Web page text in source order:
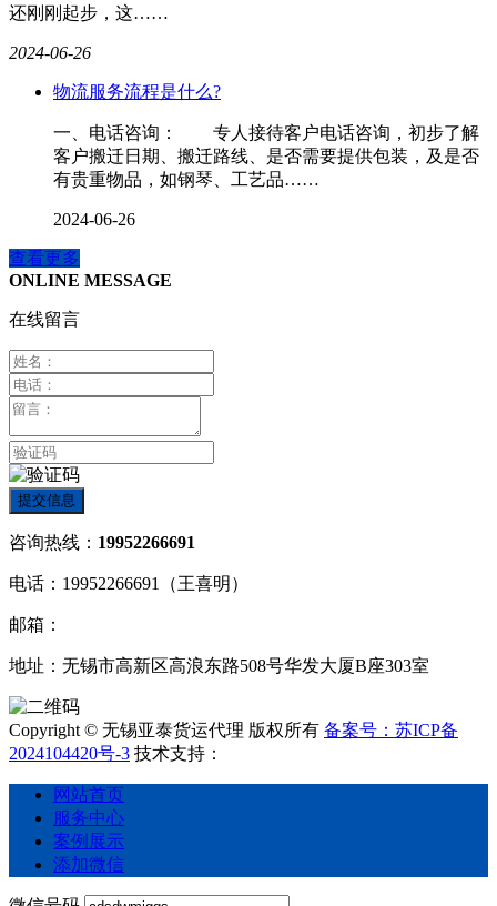
还刚刚起步，这……
2024-06-26
物流服务流程是什么?
一、电话咨询： 专人接待客户电话咨询，初步了解
客户搬迁日期、搬迁路线、是否需要提供包装，及是否
有贵重物品，如钢琴、工艺品……
2024-06-26
查看更多
ONLINE MESSAGE
在线留言
提交信息
咨询热线： 19952266691
电话：19952266691（王喜明）
邮箱：
地址：无锡市高新区高浪东路508号华发大厦B座303室
Copyright © 无锡亚泰货运代理 版权所有 备案号：苏ICP备
2024104420号-3 技术支持：
网站首页
服务中心
案例展示
添加微信